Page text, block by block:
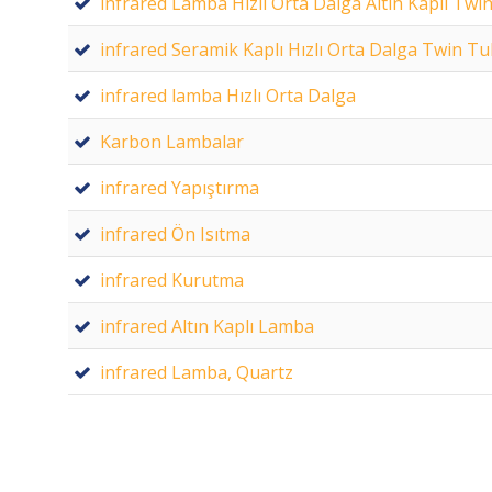
infrared Seramik Kaplı Hızlı Orta Dalga Twin
infrared lamba Hızlı Orta Dalga
Karbon Lambalar
infrared Yapıştırma
infrared Ön Isıtma
infrared Kurutma
infrared Altın Kaplı Lamba
infrared Lamba, Quartz